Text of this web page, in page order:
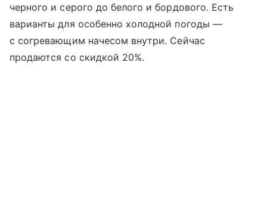
черного и серого до белого и бордового. Есть
варианты для особенно холодной погоды —
с согревающим начесом внутри. Сейчас
продаются со скидкой 20%.